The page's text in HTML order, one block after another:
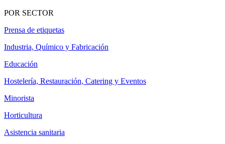
POR SECTOR
Prensa de etiquetas
Industria, Químico y Fabricación
Educación
Hostelería, Restauración, Catering y Eventos
Minorista
Horticultura
Asistencia sanitaria